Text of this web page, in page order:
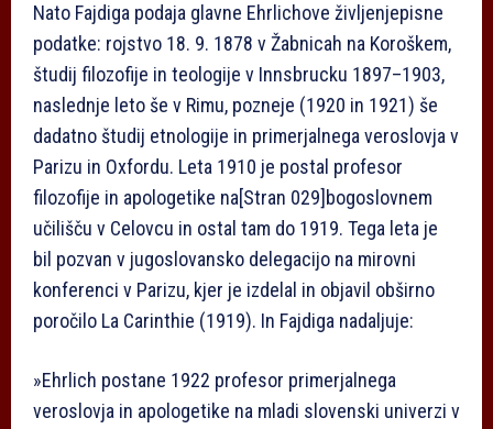
Nato Fajdiga podaja glavne Ehrlichove življenjepisne
podatke: rojstvo 18. 9. 1878 v Žabnicah na Koroškem,
študij filozofije in teologije v Innsbrucku 1897–1903,
naslednje leto še v Rimu, pozneje (1920 in 1921) še
dadatno študij etnologije in primerjalnega veroslovja v
Parizu in Oxfordu. Leta 1910 je postal profesor
filozofije in apologetike na[Stran 029] bogoslovnem
učilišču v Celovcu in ostal tam do 1919. Tega leta je
bil pozvan v jugoslovansko delegacijo na mirovni
konferenci v Parizu, kjer je izdelal in objavil obširno
poročilo La Carinthie (1919). In Fajdiga nadaljuje:
»Ehrlich postane 1922 profesor primerjalnega
veroslovja in apologetike na mladi slovenski univerzi v